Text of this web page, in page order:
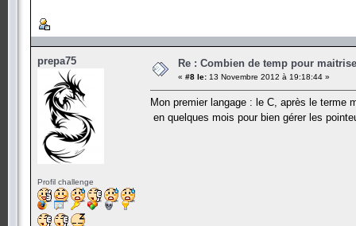
prepa75
Profil challenge
Re : Combien de temp pour
« #8 le: 13 Novembre 2012 à 19:18:44 »
Mon premier langage : le C, après le terme
en quelques mois pour bien gérer les